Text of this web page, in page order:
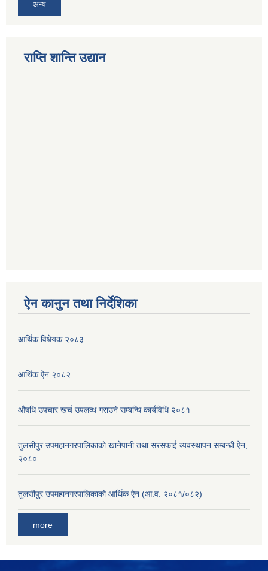
अन्य
राप्ति शान्ति उद्यान
ऐन कानुन तथा निर्देशिका
आर्थिक विधेयक २०८३
आर्थिक ऐन २०८२
औषधि उपचार खर्च उपलव्ध गराउने सम्बन्धि कार्यविधि २०८१
तुलसीपुर उपमहानगरपालिकाको खानेपानी तथा सरसफाई व्यवस्थापन सम्बन्धी ऐन,
२०८०
तुलसीपुर उपमहानगरपालिकाको आर्थिक ऐन (आ.व. २०८१/०८२)
more